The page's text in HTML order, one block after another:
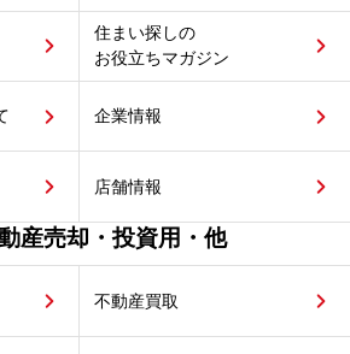
住まい探しの
お役立ちマガジン
企業情報
店舗情報
産売却・投資用・他
不動産買取